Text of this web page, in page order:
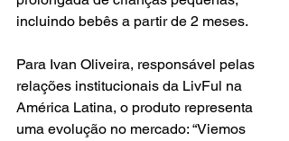
incluindo bebês a partir de 2 meses.
Para Ivan Oliveira, responsável pelas
relações institucionais da LivFul na
América Latina, o produto representa
uma evolução no mercado: “Viemos